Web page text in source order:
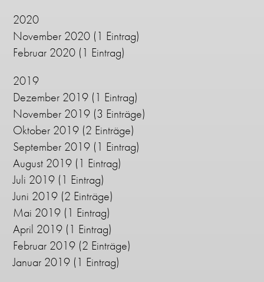
2020
November 2020 (1 Eintrag)
Februar 2020 (1 Eintrag)
2019
Dezember 2019 (1 Eintrag)
November 2019 (3 Einträge)
Oktober 2019 (2 Einträge)
September 2019 (1 Eintrag)
August 2019 (1 Eintrag)
Juli 2019 (1 Eintrag)
Juni 2019 (2 Einträge)
Mai 2019 (1 Eintrag)
April 2019 (1 Eintrag)
Februar 2019 (2 Einträge)
Januar 2019 (1 Eintrag)